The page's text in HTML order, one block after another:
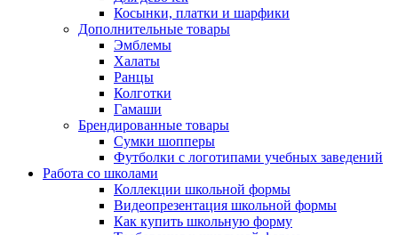
Косынки, платки и шарфики
Дополнительные товары
Эмблемы
Халаты
Ранцы
Колготки
Гамаши
Брендированные товары
Сумки шопперы
Футболки с логотипами учебных заведений
Работа со школами
Коллекции школьной формы
Видеопрезентация школьной формы
Как купить школьную форму